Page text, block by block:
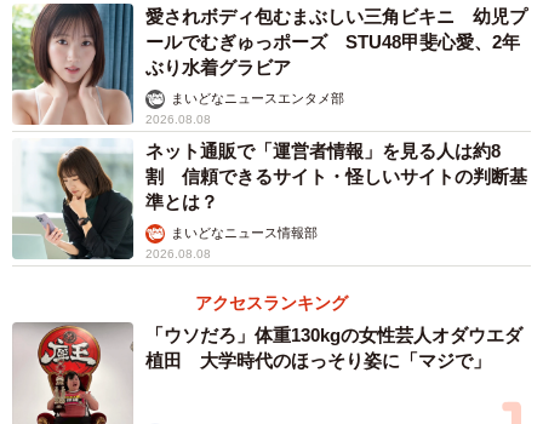
愛されボディ包むまぶしい三角ビキニ 幼児プ
ールでむぎゅっポーズ STU48甲斐心愛、2年
ぶり水着グラビア
まいどなニュースエンタメ部
2026.08.08
ネット通販で「運営者情報」を見る人は約8
割 信頼できるサイト・怪しいサイトの判断基
準とは？
まいどなニュース情報部
2026.08.08
アクセスランキング
「ウソだろ」体重130kgの女性芸人オダウエダ
植田 大学時代のほっそり姿に「マジで」